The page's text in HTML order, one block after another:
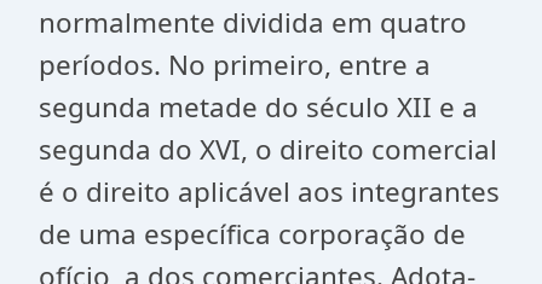
normalmente dividida em quatro
períodos. No primeiro, entre a
segunda metade do século XII e a
segunda do XVI, o direito comercial
é o direito aplicável aos integrantes
de uma específica corporação de
ofício, a dos comerciantes. Adota-